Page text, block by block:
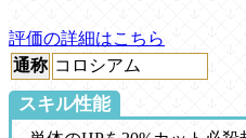
評価の詳細はこちら
通称 コロシアム
スキル性能